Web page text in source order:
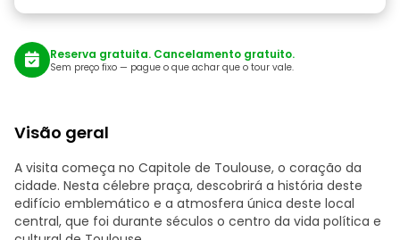
Reserva gratuita. Cancelamento gratuito.
Sem preço fixo — pague o que achar que o tour vale.
Visão geral
A visita começa no Capitole de Toulouse, o coração da
cidade. Nesta célebre praça, descobrirá a história deste
edifício emblemático e a atmosfera única deste local
central, que foi durante séculos o centro da vida política e